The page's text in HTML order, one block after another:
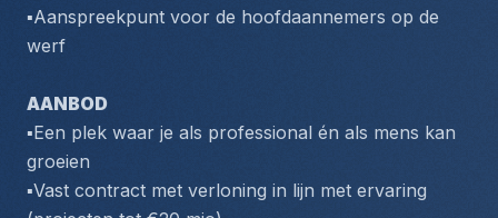
▪️Aanspreekpunt voor de hoofdaannemers op de
werf
AANBOD
▪️Een plek waar je als professional én als mens kan
groeien
▪️Vast contract met verloning in lijn met ervaring